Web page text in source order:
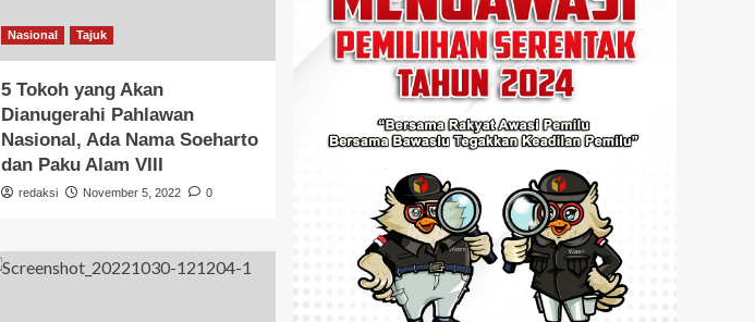
Nasional Tajuk
5 Tokoh yang Akan
Dianugerahi Pahlawan
Nasional, Ada Nama Soeharto
dan Paku Alam VIII
redaksi November 5, 2022 0